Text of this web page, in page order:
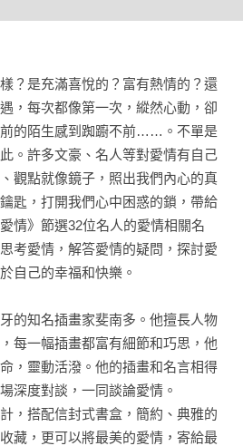
？是充滿喜悅的？富有熱情的？還
，每次都像第一次，縱然心動，卻
的陌生感到踟躕不前……。不單是
。許多文豪、名人等對愛情有自己
觀點就像鏡子，照出我們內心的真
匙，打開我們心中困惑的鎖，帶給
情》節選32位名人的愛情相關名
考愛情，解答愛情的疑問，探討愛
自己的幸福和快樂。
的知名插畫家斐南多。他擅長人物
每一幅插畫都富有細節和巧思，他
，靈動活潑。他的插畫和名言相得
深度對談，一同談論愛情。
，搭配信封式書盒，簡約、典雅的
藏，更可以將最美的愛情，寄給最